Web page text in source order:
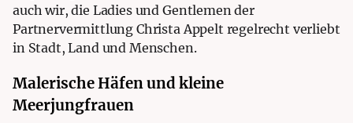
auch wir, die Ladies und Gentlemen der
Partnervermittlung Christa Appelt regelrecht verliebt
in Stadt, Land und Menschen.
Malerische Häfen und kleine
Meerjungfrauen